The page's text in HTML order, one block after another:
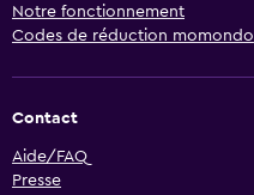
Notre fonctionnement
Codes de réduction momondo
Contact
Aide/FAQ
Presse